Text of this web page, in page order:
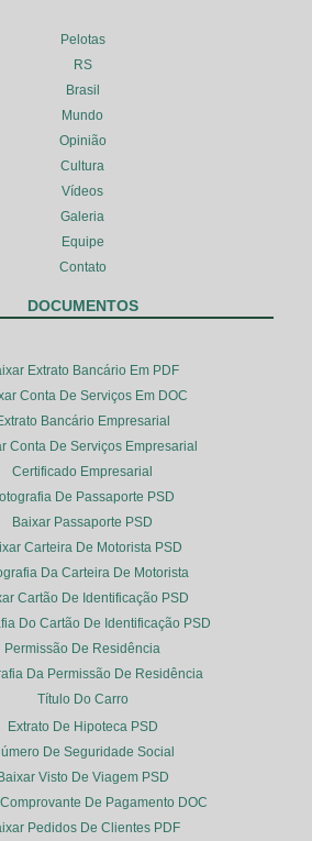
Pelotas
RS
Brasil
Mundo
Opinião
Cultura
Vídeos
Galeria
Equipe
Contato
DOCUMENTOS
Extrato Bancário Em PDF
Conta De Serviços Em DOC
Bancário Empresarial
Conta De Serviços Empresarial
Certificado Empresarial
De Passaporte PSD
Baixar Passaporte PSD
Carteira De Motorista PSD
Da Carteira De Motorista
Cartão De Identificação PSD
Do Cartão De Identificação PSD
Permissão De Residência
Da Permissão De Residência
Título Do Carro
Extrato De Hipoteca PSD
De Seguridade Social
Visto De Viagem PSD
De Pagamento DOC
Pedidos De Clientes PDF